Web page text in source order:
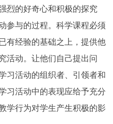
烈的好奇心和积极的探究
参与的过程。科学课程必须
有经验的基础之上，提供他
活动。让他们自己提出问
习活动的组织者、引领者和
习活动中的表现应给予充分
学行为对学生产生积极的影